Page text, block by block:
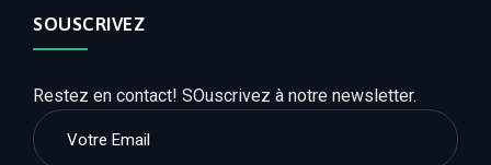
SOUSCRIVEZ
Restez en contact! SOuscrivez à notre newsletter.